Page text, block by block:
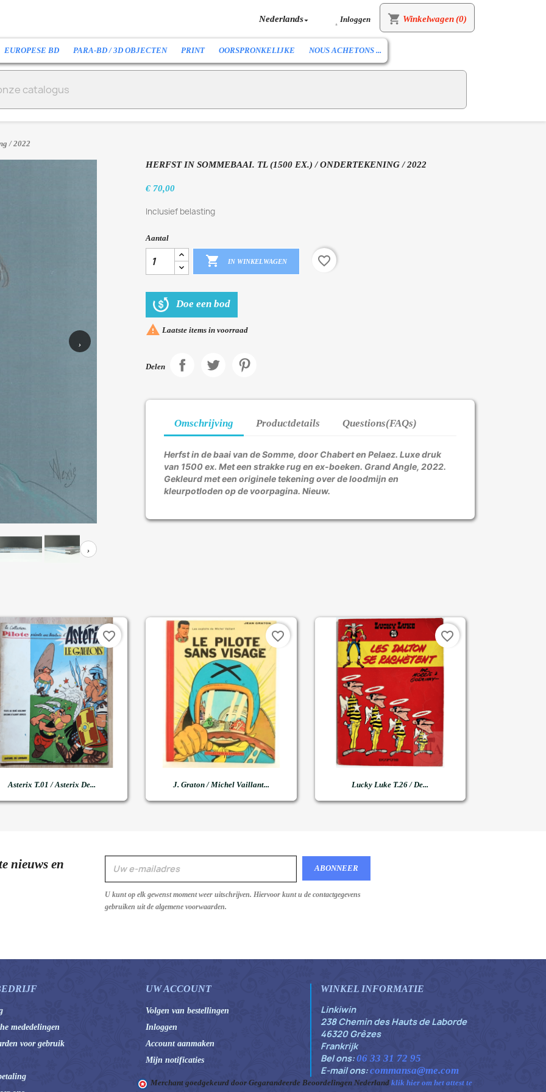
Nederlands 
Inloggen shopping_cart Winkelwagen(0)
EUROPESE BD PARA-BD / 3D OBJECTEN PRINT OORSPRONKELIJKE NOUS ACHETONS ...
/ 2022
›
›
HERFST IN SOMMEBAAI. TL (1500 EX.) / ONDERTEKENING / 2022
€ 70,00
Inclusief belasting
Aantal
 IN WINKELWAGEN favorite_border
Doe een bod
 Laatste items in voorraad
Delen
Omschrijving Productdetails Questions(FAQs)
Herfst in de baai van de Somme, door Chabert en Pelaez. Luxe druk
van 1500 ex. Met een strakke rug en ex-boeken. Grand Angle, 2022.
Gekleurd met een originele tekening over de loodmijn en
kleurpotloden op de voorpagina. Nieuw.
Snel bekijken
Asterix T.01 / Asterix De...
favorite_border
 Snel bekijken
J. Graton / Michel Vaillant...
favorite_border
 Snel bekijken
Lucky Luke T.26 / De...
favorite_border
nieuws en
U kunt op elk gewenst moment weer uitschrijven. Hiervoor kunt u de contactgegevens
gebruiken uit de algemene voorwaarden.
mededelingen
voor gebruik
UW ACCOUNT
Volgen van bestellingen
Inloggen
Account aanmaken
Mijn notificaties
WINKEL INFORMATIE
Linkiwin
238 Chemin des Hauts de Laborde
46320 Grèzes
Frankrijk
Bel ons:06 33 31 72 95
E-mail ons:commansa@me.com
Merchant goedgekeurd door Gegarandeerde Beoordelingen Nederland klik hier om het attest te